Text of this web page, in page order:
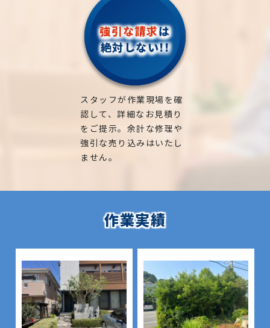
強引な請求は
絶対しない!!
スタッフが作業現場を確
認して、詳細なお見積り
をご提示。余計な修理や
強引な売り込みはいたし
ません。
作業実績